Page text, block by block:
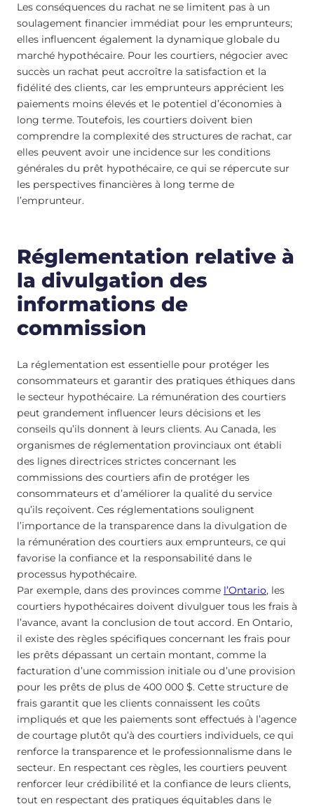
Les conséquences du rachat ne se limitent pas à un
soulagement financier immédiat pour les emprunteurs;
elles influencent également la dynamique globale du
marché hypothécaire. Pour les courtiers, négocier avec
succès un rachat peut accroître la satisfaction et la
fidélité des clients, car les emprunteurs apprécient les
paiements moins élevés et le potentiel d’économies à
long terme. Toutefois, les courtiers doivent bien
comprendre la complexité des structures de rachat, car
elles peuvent avoir une incidence sur les conditions
générales du prêt hypothécaire, ce qui se répercute sur
les perspectives financières à long terme de
l’emprunteur.
Réglementation relative à
la divulgation des
informations de
commission
La réglementation est essentielle pour protéger les
consommateurs et garantir des pratiques éthiques dans
le secteur hypothécaire. La rémunération des courtiers
peut grandement influencer leurs décisions et les
conseils qu’ils donnent à leurs clients. Au Canada, les
organismes de réglementation provinciaux ont établi
des lignes directrices strictes concernant les
commissions des courtiers afin de protéger les
consommateurs et d’améliorer la qualité du service
qu’ils reçoivent. Ces réglementations soulignent
l’importance de la transparence dans la divulgation de
la rémunération des courtiers aux emprunteurs, ce qui
favorise la confiance et la responsabilité dans le
processus hypothécaire.
Par exemple, dans des provinces comme l’Ontario, les
courtiers hypothécaires doivent divulguer tous les frais à
l’avance, avant la conclusion de tout accord. En Ontario,
il existe des règles spécifiques concernant les frais pour
les prêts dépassant un certain montant, comme la
facturation d’une commission initiale ou d’une provision
pour les prêts de plus de 400 000 $. Cette structure de
frais garantit que les clients connaissent les coûts
impliqués et que les paiements sont effectués à l’agence
de courtage plutôt qu’à des courtiers individuels, ce qui
renforce la transparence et le professionnalisme dans le
secteur. En respectant ces règles, les courtiers peuvent
renforcer leur crédibilité et la confiance de leurs clients,
tout en respectant des pratiques équitables dans le